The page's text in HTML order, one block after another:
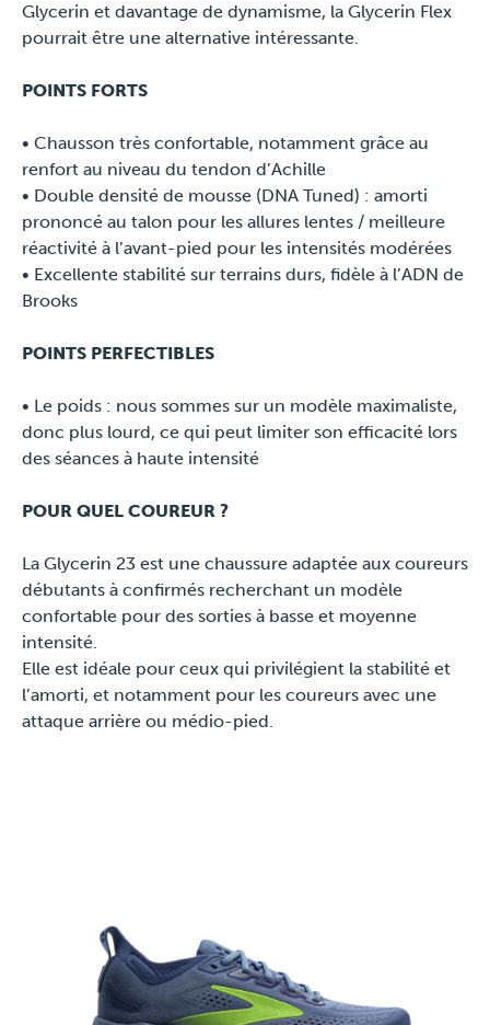
Glycerin et davantage de dynamisme, la Glycerin Flex
pourrait être une alternative intéressante.
POINTS FORTS
•⁠ ⁠Chausson très confortable, notamment grâce au
renfort au niveau du tendon d’Achille
•⁠ ⁠Double densité de mousse (DNA Tuned) : amorti
prononcé au talon pour les allures lentes / meilleure
réactivité à l’avant-pied pour les intensités modérées
•⁠ ⁠Excellente stabilité sur terrains durs, fidèle à l’ADN de
Brooks
POINTS PERFECTIBLES
•⁠ ⁠Le poids : nous sommes sur un modèle maximaliste,
donc plus lourd, ce qui peut limiter son efficacité lors
des séances à haute intensité
POUR QUEL COUREUR ?
La Glycerin 23 est une chaussure adaptée aux coureurs
débutants à confirmés recherchant un modèle
confortable pour des sorties à basse et moyenne
intensité.
Elle est idéale pour ceux qui privilégient la stabilité et
l’amorti, et notamment pour les coureurs avec une
attaque arrière ou médio-pied.